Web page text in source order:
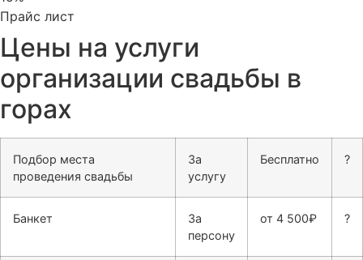
Прайс лист
Цены на услуги
организации свадьбы в
горах
Подбор места
проведения свадьбы
За
услугу
Бесплатно ?
Банкет
За
персону
от 4 500₽ ?